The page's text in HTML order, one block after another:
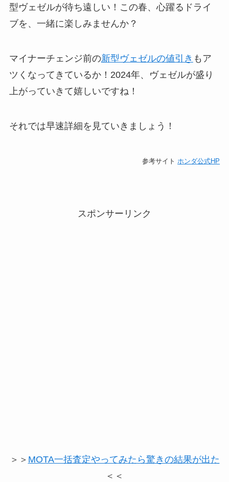
型ヴェゼルが待ち遠しい！この春、心躍るドライ
ブを、一緒に楽しみませんか？
マイナーチェンジ前の新型ヴェゼルの値引き もア
ツくなってきているか！2024年、ヴェゼルが盛り
上がっていきて嬉しいですね！
それでは早速詳細を見ていきましょう！
参考サイトホンダ公式HP
スポンサーリンク
＞＞ MOTA一括査定やってみたら驚きの結果が出た
＜＜